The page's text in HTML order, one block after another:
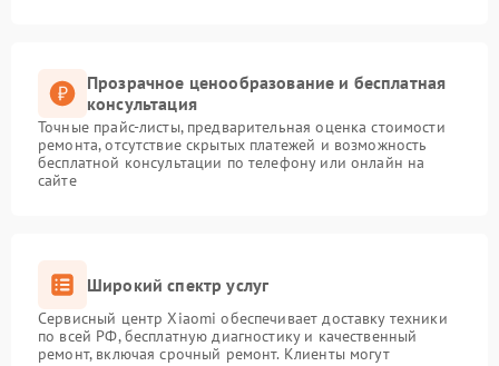
Прозрачное ценообразование и бесплатная
консультация
Точные прайс-листы, предварительная оценка стоимости
ремонта, отсутствие скрытых платежей и возможность
бесплатной консультации по телефону или онлайн на
сайте
Широкий спектр услуг
Сервисный центр Xiaomi обеспечивает доставку техники
по всей РФ, бесплатную диагностику и качественный
ремонт, включая срочный ремонт. Клиенты могут